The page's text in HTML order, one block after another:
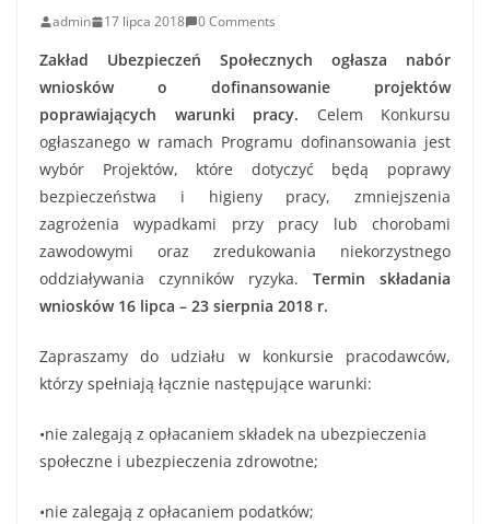
admin 17 lipca 2018 0 Comments
Zakład Ubezpieczeń Społecznych ogłasza nabór
wniosków o dofinansowanie projektów
poprawiających warunki pracy. Celem Konkursu
ogłaszanego w ramach Programu dofinansowania jest
wybór Projektów, które dotyczyć będą poprawy
bezpieczeństwa i higieny pracy, zmniejszenia
zagrożenia wypadkami przy pracy lub chorobami
zawodowymi oraz zredukowania niekorzystnego
oddziaływania czynników ryzyka. Termin składania
wniosków 16 lipca – 23 sierpnia 2018 r.
Zapraszamy do udziału w konkursie pracodawców,
którzy spełniają łącznie następujące warunki:
•nie zalegają z opłacaniem składek na ubezpieczenia
społeczne i ubezpieczenia zdrowotne;
•nie zalegają z opłacaniem podatków;